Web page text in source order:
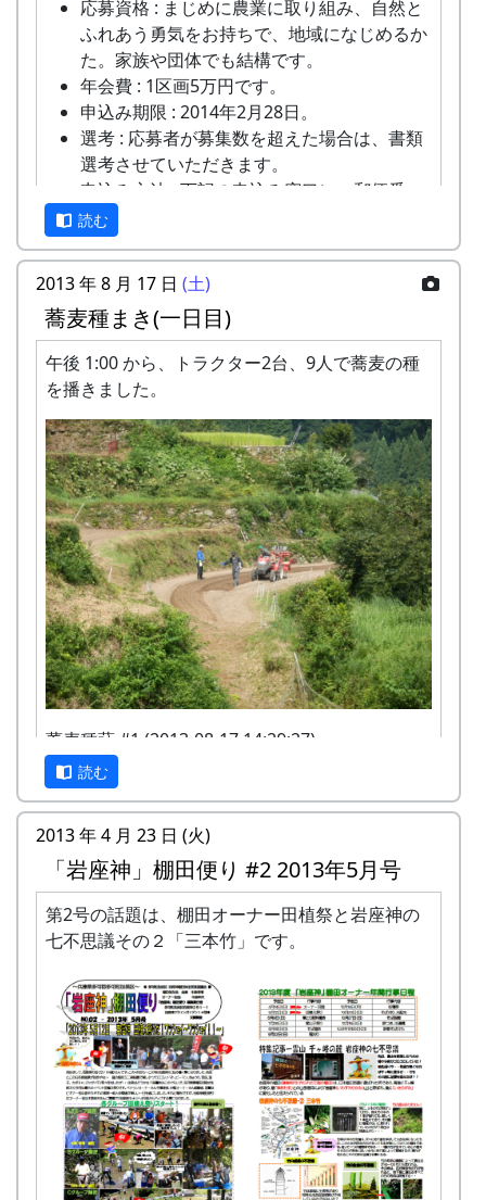
稲木にかけて天日乾燥 (2017-09-24 11:36:26)
第23期 (2019年度) 岩座神棚田オーナー
年間スケジュール
日時
行事
4 月 14 日 (日)
対面式・オリエンテーリング
5 月 12 日 (日)
田植祭
6 月 9 日 (日)
除草・肥料撒き
7 月 28 日 (日)
案山子祭
9 月 22 日 (日)
稲刈り
10 月 14 日 (日)
12 月 16 日 (日)
餅搗き大会・注連縄作り教室
以下は棚田オーナーの行事ではありませんが、自
由にご参加下さい。
9 月 8 日 (日)
棚田カフェ
10 月 12 日 (土)
五霊神社秋祭宵宮
します。
米づくりをするために田んぼに入る権利であ
り、土地の貸し借りは存在しません。
作業の日程は、基本的に日曜日です。
日帰りの作業ですが、宿泊を希望される方は
紹介します（多可町宿泊施設の利用券によ
り、安く利用できます）。
自分の区画に名札とかかしを立てていただき
ます。
基本的には減農薬で栽培しますが、必要と認
めた場合には、農家の判断で農薬を使用しま
す。ご了承ください。
稲刈りは、適期刈り取りが必要となりますの
で、刈り取り日に参加できないオーナー田は
他のオーナーに刈り取っていただくことにな
ります。
米づくりを楽しむだけでなく、岩座神の美し
い景観をみんなで一緒になって守っていくこ
とに積極的にご協力いただきます。
採れたお米の量を問題にするのではなく、米
づくりとイベント参加を楽しみ、農村との交
流を深めていただくための事業です。お間違
えのないようお願いします。
稲木にかけて天日乾燥 (2017-09-24 11:36:26)
第22期 (平成30年度) 岩座神棚田オーナ
ー年間スケジュール
日時
行事
4 月 15 日 (日)
対面式・オリエンテーリング
5 月 13 日 (日)
田植祭
ュニケーションを取ること。
美しい景観を守るため、美化活動等に積極的
に参加すること。
田植え(手植え)、ヒエ引き、草刈り、刈り取
り(手刈り)、稲木干しなどは自分でやるこ
と。
稲刈り (2014-09-28 12:01:51)
その他
田植え用の苗、肥料などは農家で準備しま
す。
農作業に必要な道具はお貸ししますが、マイ
鎌、マイ手袋をご用意いただくことを推奨し
ます。機械類については農家の物を共同使用
します。
米づくりをするために田んぼに入る権利であ
り、土地の貸し借りは存在しません。
作業の日程は、基本的に日曜日です。
日帰りの作業ですが、宿泊を希望される方は
紹介します（多可町宿泊施設の利用券によ
り、安く利用できます）。
自分の区画に名札とかかしを立てていただき
ます。
基本的には減農薬で栽培しますが、必要と認
めた場合には、農家の判断で農薬を使用しま
す。ご了承ください。
稲刈りは、適期刈り取りが必要となりますの
で、刈り取り日に参加できないオーナー田は
他のオーナーに刈り取っていただくことにな
ります。
米づくりを楽しむだけでなく、岩座神の美し
い景観をみんなで一緒になって守っていくこ
とに積極的にご協力いただきます。
第18期棚田オーナー対面式 (2014-04-13 12:03:51)
岩座神棚田オーナーの特典
一から十までプロの指導を受け、減農薬栽培
の米づくりを体験できます。
収穫した米を全部お持ち帰りいただけます。
(100平方メートルの収穫収量は玄米で約30キ
ロです。) 清流の里、岩座神地区のコシヒカ
リは特においしいと評判です。
田すき、田ごしらえ、水管理、病害虫対策(3
回程度)、施肥、脱穀、乾燥、籾すりなどは
地元農家で担当します。
実りの時期には、かかしを立てることができ
ます。
多可町の宿泊施設を安く利用できます(青年
の家、悠遊館、ハーモニーパークなど)。
多可町の特産品がもらえます(1万円相当)。
地元の新鮮な野菜を購入できます。
田植え、稲刈り時のイベントに参加できま
す。
多可町の祭などにもご参加ください。
応募資格 : まじめに農業に取り組み、自然と
ふれあう勇気をお持ちで、地域になじめるか
た。家族や団体でも結構です。
年会費 : 1区画5万円です。
申込み期限 : 2014年2月28日。
選考 : 応募者が募集数を超えた場合は、書類
選考させていただきます。
申込み方法 : 下記の申込み窓口に、郵便番
号、住所、氏名、電話番号を明記して、FAX
またはメールでお申込み下さい。 折り返し、
詳しい内容と「申し込みアンケート」をお送
りいたしますので、申し込みアンケートをご
返送ください。
「申込みアンケート(PDF)」をご利用下さっ
てもかまいません。
申込み・お問合せの窓口
岩座神棚田保全推進協議会事務局
FAX: XXXX-XX-XXXX
MAIL : mailaddress
担当 : XX
田植祭 (2013-05-12)
岩座神棚田オーナーの特典
一から十までプロの指導を受け、減農薬栽培
の米づくりを体験できます。
収穫した米を全部お持ち帰りいただけます。
(100平方メートルの収穫収量は玄米で約30キ
ロです。) 清流の里、岩座神地区のコシヒカ
リは特においしいと評判です。
田すき、田ごしらえ、水管理、病害虫対策(3
回程度)、施肥、脱穀、乾燥、籾すりなどは
地元農家で担当します。
読む
2013 年 8 月 17 日 (土)
蕎麦種まき(一日目)
午後 1:00 から、トラクター2台、9人で蕎麦の種
を播きました。
蕎麦種蒔 #1 (2013-08-17 14:29:27)
蕎麦種蒔 #2 (2013-08-17 14:45:51)
読む
2013 年 4 月 23 日 (火)
「岩座神」棚田便り #2 2013年5月号
第2号の話題は、棚田オーナー田植祭と岩座神の
七不思議その２「三本竹」です。